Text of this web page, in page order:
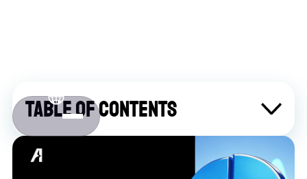
Table of contents
Sobre Atlaslive